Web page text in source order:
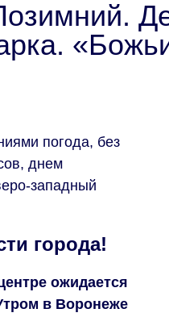
погода, без
днем
западный
города!
ожидается
в Воронеже